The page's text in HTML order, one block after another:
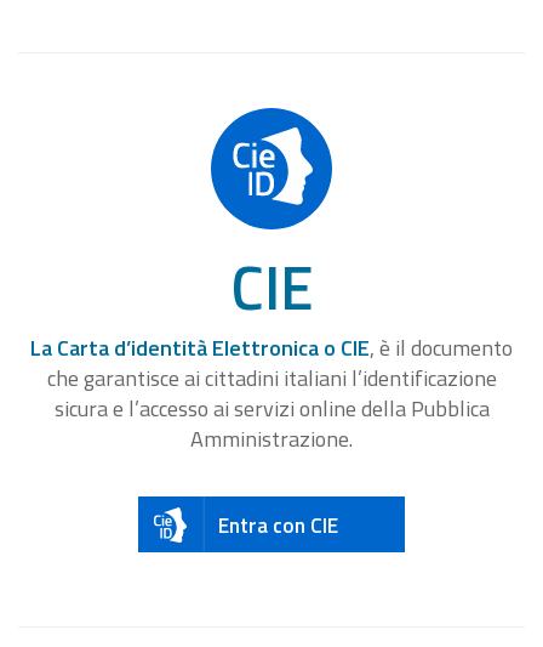
CIE
La Carta d’identità Elettronica o CIE, è il documento
che garantisce ai cittadini italiani l’identificazione
sicura e l’accesso ai servizi online della Pubblica
Amministrazione.
Entra con CIE